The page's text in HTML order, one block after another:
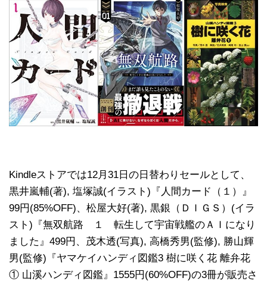
Kindleストアでは12月31日の日替わりセールとして、
黒井嵐輔(著), 塩塚誠(イラスト)『人間カード（１）』
99円(85%OFF)、松屋大好(著), 黒銀（ＤＩＧＳ）(イラ
スト)『無双航路 １ 転生して宇宙戦艦のＡＩになり
ました』499円、茂木透(写真), 高橋秀男(監修), 勝山輝
男(監修)『ヤマケイハンディ図鑑3 樹に咲く花 離弁花
① 山溪ハンディ図鑑』1555円(60%OFF)の3冊が販売さ